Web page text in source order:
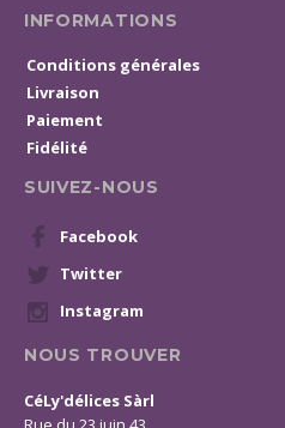
INFORMATIONS
Conditions générales
Livraison
Paiement
Fidélité
SUIVEZ-NOUS
Facebook
Twitter
Instagram
NOUS TROUVER
CéLy'délices Sàrl